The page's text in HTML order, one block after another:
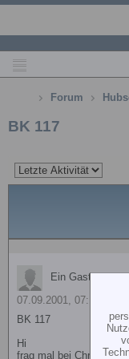
Forum
BK 117
Ein Gast
07.09.2001, 07:16
BK 117
Hi
frag mal bei Christian